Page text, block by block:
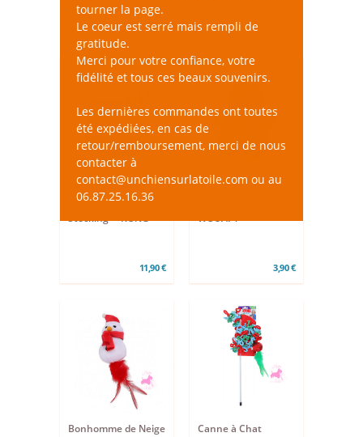
tourner la page.
Le coeur est serré mais rempli de
gratitude.
Merci pour votre confiance, votre
fidélité et tous ces beaux souvenirs.
Les dernières commandes ont toutes
été expédiées, en cas de
retour/remboursement, merci de nous
contacter à
contact@unchiensurlatoile.com ou au
06.87.25.16.36
Patte de noël
"Holiday Paw
Stocking" - KONG
11,90 €
Biscuit Bonhomme
WOUAPY
3,90 €
Bonhomme de Neige
Canne à Chat